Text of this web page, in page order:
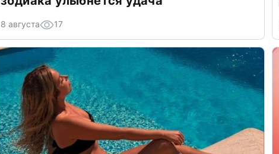
8 августа 17